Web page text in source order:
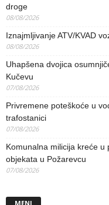
droge
08/08/2026
Iznajmljivanje ATV/KVAD
08/08/2026
Uhapšena dvojica
Kučevu
07/08/2026
Privremene poteškoće u
trafostanici
07/08/2026
Komunalna milicija kreće u
objekata u Požarevcu
07/08/2026
MENI